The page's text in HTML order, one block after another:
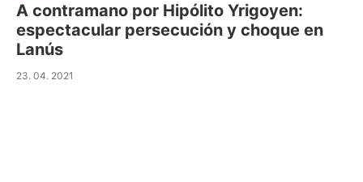
A contramano por Hipólito Yrigoyen:
espectacular persecución y choque en
Lanús
23. 04. 2021